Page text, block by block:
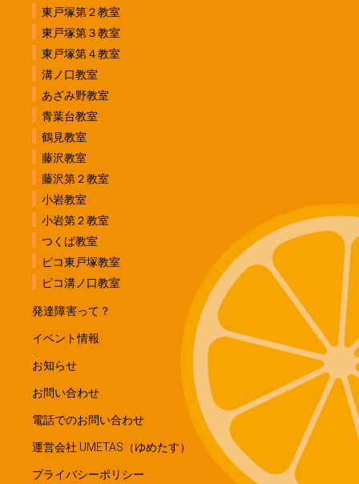
東戸塚第２教室
東戸塚第３教室
東戸塚第４教室
溝ノ口教室
あざみ野教室
青葉台教室
鶴見教室
藤沢教室
藤沢第２教室
小岩教室
小岩第２教室
つくば教室
ピコ東戸塚教室
ピコ溝ノ口教室
発達障害って？
イベント情報
お知らせ
お問い合わせ
電話でのお問い合わせ
運営会社 UMETAS（ゆめたす）
プライバシーポリシー